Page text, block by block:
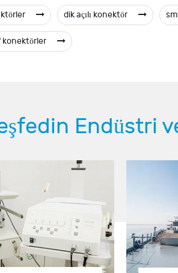
dik açılı konektör
konektörler
Endüstri